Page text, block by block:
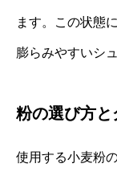
ます。この状態
膨らみやすいシ
粉の選び方
使用する小麦粉